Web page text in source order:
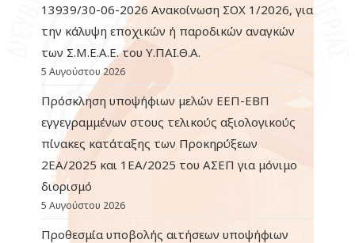
13939/30-06-2026 Ανακοίνωση ΣΟΧ 1/2026, για
την κάλυψη εποχικών ή παροδικών αναγκών
των Σ.Μ.Ε.Α.Ε. του Υ.ΠΑΙ.Θ.Α.
5 Αυγούστου 2026
Πρόσκληση υποψήφιων μελών ΕΕΠ-ΕΒΠ
εγγεγραμμένων στους τελικούς αξιολογικούς
πίνακες κατάταξης των Προκηρύξεων
2ΕΑ/2025 και 1ΕΑ/2025 του ΑΣΕΠ για μόνιμο
διορισμό
5 Αυγούστου 2026
Προθεσμία υποβολής αιτήσεων υποψήφιων